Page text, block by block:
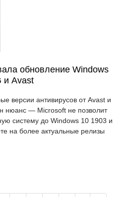
обновление Windows
и Avast
версии антивирусов от Avast и
нюанс — Microsoft не позволит
систему до Windows 10 1903 и
на более актуальные релизы